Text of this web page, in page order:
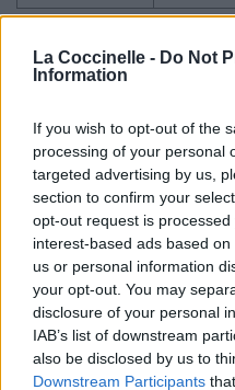
La Coccinelle - Do Not
Information
If you wish to opt-out of the
processing of your personal
targeted advertising by us,
section to confirm your
opt-out request is
interest-based ads based
us or personal information
your opt-out. You may
disclosure of your personal
IAB’s list of downstream
also be disclosed by us to
Downstream Participants
Voir la vidéo de
Concert/Live
Paroles + Traduction
Commentaires
black metal atmospherique celtic
Dire «merci» pour cette